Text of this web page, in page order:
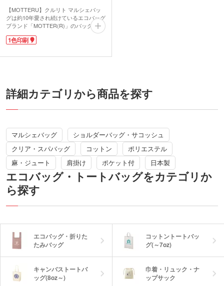
【MOTTERU】クルリト マルシェバッ
グは約10年愛され続けているエコバッグ
ブランド「MOTTER(R)」のバッグに名
入れができるアイテム。おしゃれに持て
る人気のマルシェ型で、かさばる荷物が
コンパクトに折りたたんで携帯できるの
ます。
小売店での販売実績もある商品でクオリ
です
1色印刷
詳細カテゴリから商品を探す
マルシェバッグ
ショルダーバッグ・サコッシュ
クリア・スパバッグ
コットン
ポリエステル
麻・ジュート
肩掛け ポケット付 日本製
エコバッグ・トートバッグをカテゴリか
ら探す
エコバッグ・折りた
たみバッグ
コットントートバッ
グ(～7oz)
キャンバストートバ
ッグ(8oz～)
巾着・リュック・ナ
ップサック